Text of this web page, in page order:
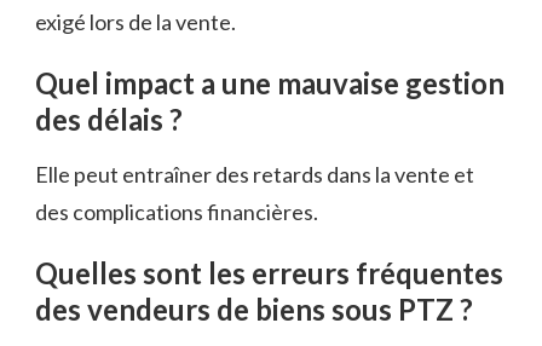
exigé lors de la vente.
Quel impact a une mauvaise gestion
des délais ?
Elle peut entraîner des retards dans la vente et
des complications financières.
Quelles sont les erreurs fréquentes
des vendeurs de biens sous PTZ ?